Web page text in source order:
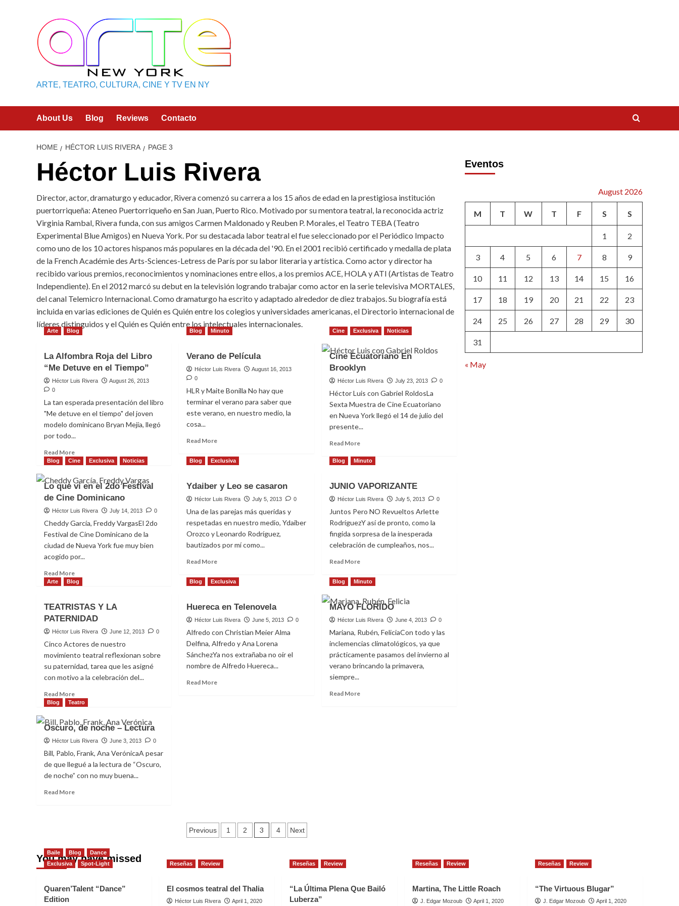
ARTE, TEATRO, CULTURA, CINE Y TV EN NY
About Us Blog Reviews Contacto
HOME HÉCTOR LUIS RIVERA PAGE 3
Héctor Luis Rivera
Director, actor, dramaturgo y educador, Rivera comenzó su carrera a los 15 años de edad en la prestigiosa institución
puertorriqueña: Ateneo Puertorriqueño en San Juan, Puerto Rico. Motivado por su mentora teatral, la reconocida actriz
Virginia Rambal, Rivera funda, con sus amigos Carmen Maldonado y Reuben P. Morales, el Teatro TEBA (Teatro
Experimental Blue Amigos) en Nueva York. Por su destacada labor teatral el fue seleccionado por el Periódico Impacto
como uno de los 10 actores hispanos más populares en la década del '90. En el 2001 recibió certificado y medalla de plata
de la French Académie des Arts-Sciences-Letress de París por su labor literaria y artística. Como actor y director ha
recibido various premios, reconocimientos y nominaciones entre ellos, a los premios ACE, HOLA y ATI (Artistas de Teatro
Independiente). En el 2012 marcó su debut en la televisión logrando trabajar como actor en la serie televisiva MORTALES,
del canal Telemicro Internacional. Como dramaturgo ha escrito y adaptado alrededor de diez trabajos. Su biografía está
incluida en varias ediciones de Quién es Quién entre los colegios y universidades americanas, el Directorio internacional de
líderes distinguidos y el Quién es Quién entre los intelectuales internacionales.
Arte Blog
La Alfombra Roja del Libro
“Me Detuve en el Tiempo”
Héctor Luis Rivera
August 26, 2013
0
La tan esperada presentación del libro
"Me detuve en el tiempo" del joven
modelo dominicano Bryan Mejía, llegó
por todo...
Read MoreRead
more
La
Alfombra
Roja
del
“Me
Detuve
en
el
Blog Minuto
Verano de Película
Héctor Luis Rivera
August 16, 2013
0
HLR y Maite Bonilla No hay que
terminar el verano para saber que
este verano, en nuestro medio, la
cosa...
Read MoreRead
about
Película
Cine Exclusiva Noticias
Cine Ecuatoriano En
Brooklyn
Héctor Luis Rivera July 23, 2013 0
Héctor Luis con Gabriel RoldosLa
Sexta Muestra de Cine Ecuatoriano
en Nueva York llegó el 14 de julio del
presente...
Read MoreRead
about
En
Brooklyn
Blog Cine Exclusiva Noticias
Lo que vi en el 2do Festival
de Cine Dominicano
Héctor Luis Rivera July 14, 2013 0
Cheddy García, Freddy VargasEl 2do
Festival de Cine Dominicano de la
ciudad de Nueva York fue muy bien
acogido por...
Read MoreRead
more
que
vi
en
2do
Festival
de
Cine
Blog Exclusiva
Ydaiber y Leo se casaron
Héctor Luis Rivera July 5, 2013 0
Una de las parejas más queridas y
respetadas en nuestro medio, Ydaiber
Orozco y Leonardo Rodríguez,
bautizados por mí como...
Read MoreRead
about
Leo
se
Blog Minuto
JUNIO VAPORIZANTE
Héctor Luis Rivera July 5, 2013 0
Juntos Pero NO Revueltos Arlette
RodríguezY así de pronto, como la
fingida sorpresa de la inesperada
celebración de cumpleaños, nos...
Read MoreRead
about
VAPORIZANTE
Arte Blog
TEATRISTAS Y LA
PATERNIDAD
Héctor Luis Rivera June 12, 2013 0
Cinco Actores de nuestro
movimiento teatral reflexionan sobre
su paternidad, tarea que les asigné
con motivo a la celebración del...
Read MoreRead
more
TEATRISTAS
Y
LA
PATERNIDAD
Blog Exclusiva
Huereca en Telenovela
Héctor Luis Rivera June 5, 2013 0
Alfredo con Christian Meier Alma
Delfina, Alfredo y Ana Lorena
SánchezYa nos extrañaba no oír el
nombre de Alfredo Huereca...
Read MoreRead
Blog Minuto
MAYO FLORIDO
Héctor Luis Rivera June 4, 2013 0
Mariana, Rubén, FeliciaCon todo y las
inclemencias climatológicos, ya que
prácticamente pasamos del invierno al
verano brincando la primavera,
siempre...
Read MoreRead
Blog Teatro
Oscuro, de noche – Lectura
Héctor Luis Rivera June 3, 2013 0
Bill, Pablo, Frank, Ana VerónicaA pesar
de que llegué a la lectura de “Oscuro,
de noche” con no muy buena...
Read MoreRead
–
Lectura
Posts
Previous 1 2 3 4 Next
Eventos
August 2026
M T W T F S S
1 2
3 4 5 6 7 8 9
10 11 12 13 14 15 16
17 18 19 20 21 22 23
24 25 26 27 28 29 30
31
« May
You may have missed
Baile Blog
Dance
Exclusiva
Spot-Light
Quaren’Talent “Dance”
Edition
Reseñas Review
El cosmos teatral del Thalia
Héctor Luis Rivera April 1, 2020
Reseñas Review
“La Última Plena Que Bailó
Luberza”
Reseñas Review
Martina, The Little Roach
J. Edgar Mozoub April 1, 2020
Reseñas Review
“The Virtuous Blugar”
J. Edgar Mozoub April 1, 2020